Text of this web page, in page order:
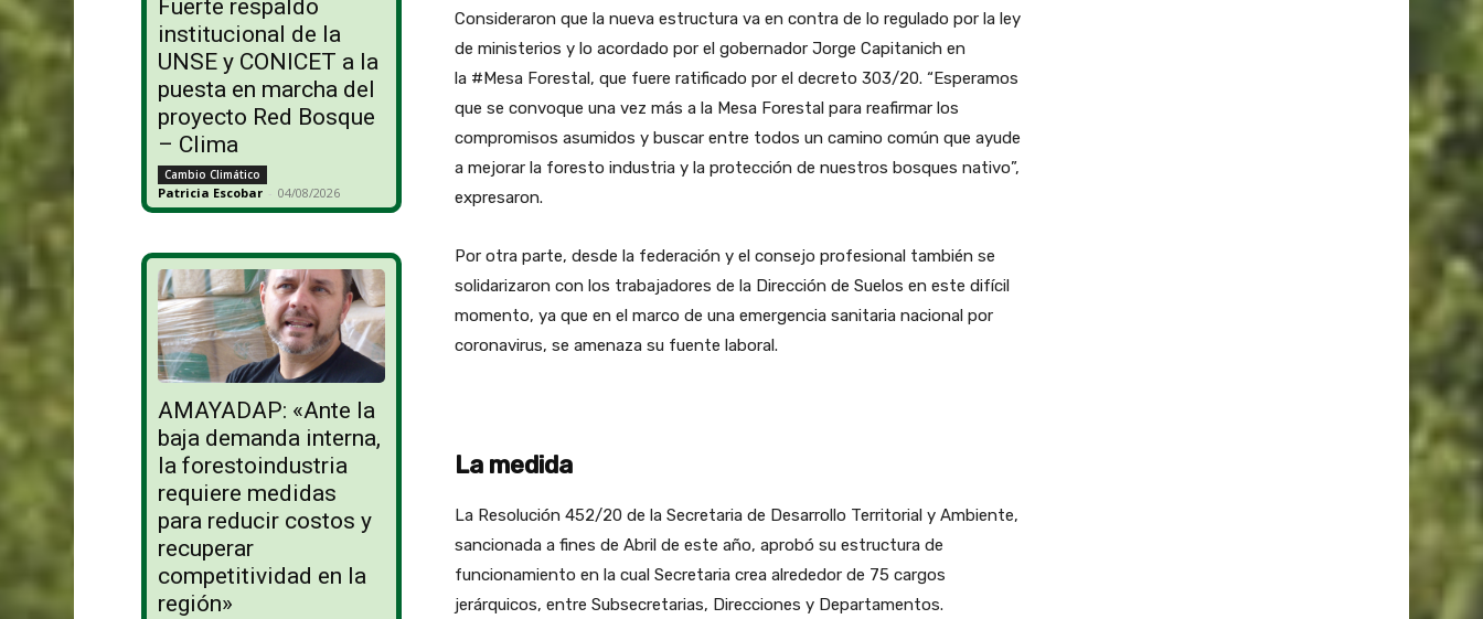
Fuerte respaldo
institucional de la
UNSE y CONICET a la
puesta en marcha del
proyecto Red Bosque
– Clima
Cambio Climático
Patricia Escobar - 04/08/2026
AMAYADAP: «Ante la
baja demanda interna,
la forestoindustria
requiere medidas
para reducir costos y
recuperar
competitividad en la
región»
Consideraron que la nueva estructura va en contra de lo regulado por la ley
de ministerios y lo acordado por el gobernador Jorge Capitanich en
la #Mesa Forestal, que fuere ratificado por el decreto 303/20. “Esperamos
que se convoque una vez más a la Mesa Forestal para reafirmar los
compromisos asumidos y buscar entre todos un camino común que ayude
a mejorar la foresto industria y la protección de nuestros bosques nativo”,
expresaron.
Por otra parte, desde la federación y el consejo profesional también se
solidarizaron con los trabajadores de la Dirección de Suelos en este difícil
momento, ya que en el marco de una emergencia sanitaria nacional por
coronavirus, se amenaza su fuente laboral.
La medida
La Resolución 452/20 de la Secretaria de Desarrollo Territorial y Ambiente,
sancionada a fines de Abril de este año, aprobó su estructura de
funcionamiento en la cual Secretaria crea alrededor de 75 cargos
jerárquicos, entre Subsecretarias, Direcciones y Departamentos.